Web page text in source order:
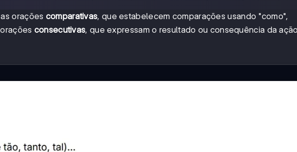
orações comparativas, que estabelecem comparações usando "como",
consecutivas, que expressam o resultado ou consequência da ação